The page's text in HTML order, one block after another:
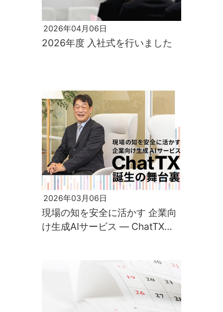
2026年04月06日
2026年度 入社式を行いました
2026年03月06日
現場の知を安全に活かす 企業向
け生成AIサービス ― ChatTX誕